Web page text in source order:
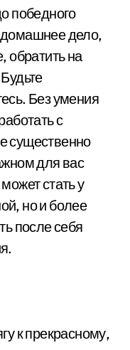
победного
дело,
обратить на
Без умения
с
существенно
для вас
стать у
но и более
после себя
к прекрасному,